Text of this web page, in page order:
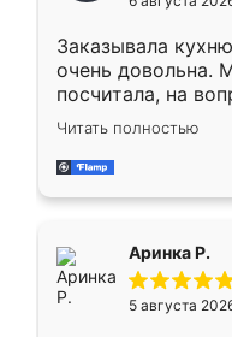
мебели буду
Заказывала
очень довольна.
посчитала, на
Замерщик
делу со всей
за день, ребята
Читать полностью
Аринка Р.
5 августа